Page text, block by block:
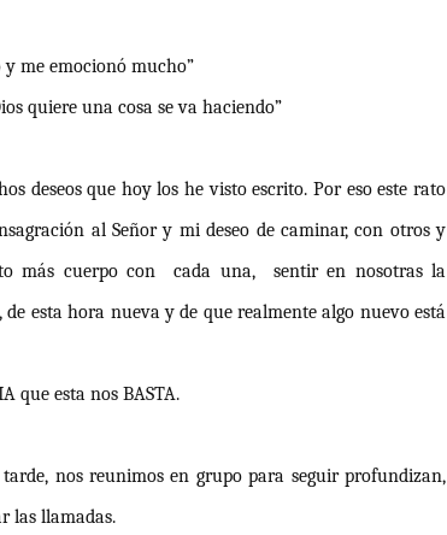
me emocionó mucho”
quiere una cosa se va haciendo”
deseos que hoy los he visto escrito. Por eso este rato
al Señor y mi deseo de caminar, con otros y
más cuerpo con cada una, sentir en nosotras la
esta hora nueva y de que realmente algo nuevo está
que esta nos BASTA.
nos reunimos en grupo para seguir profundizan,
las llamadas.